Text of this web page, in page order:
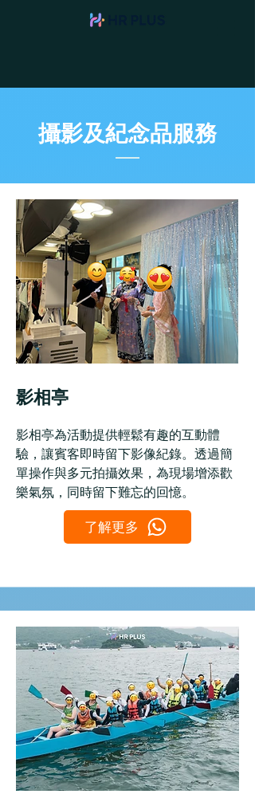
攝影及紀念品服務
影相亭
影相亭為活動提供輕鬆有趣的互動體
驗，讓賓客即時留下影像紀錄。透過簡
單操作與多元拍攝效果，為現場增添歡
樂氣氛，同時留下難忘的回憶。
了解更多